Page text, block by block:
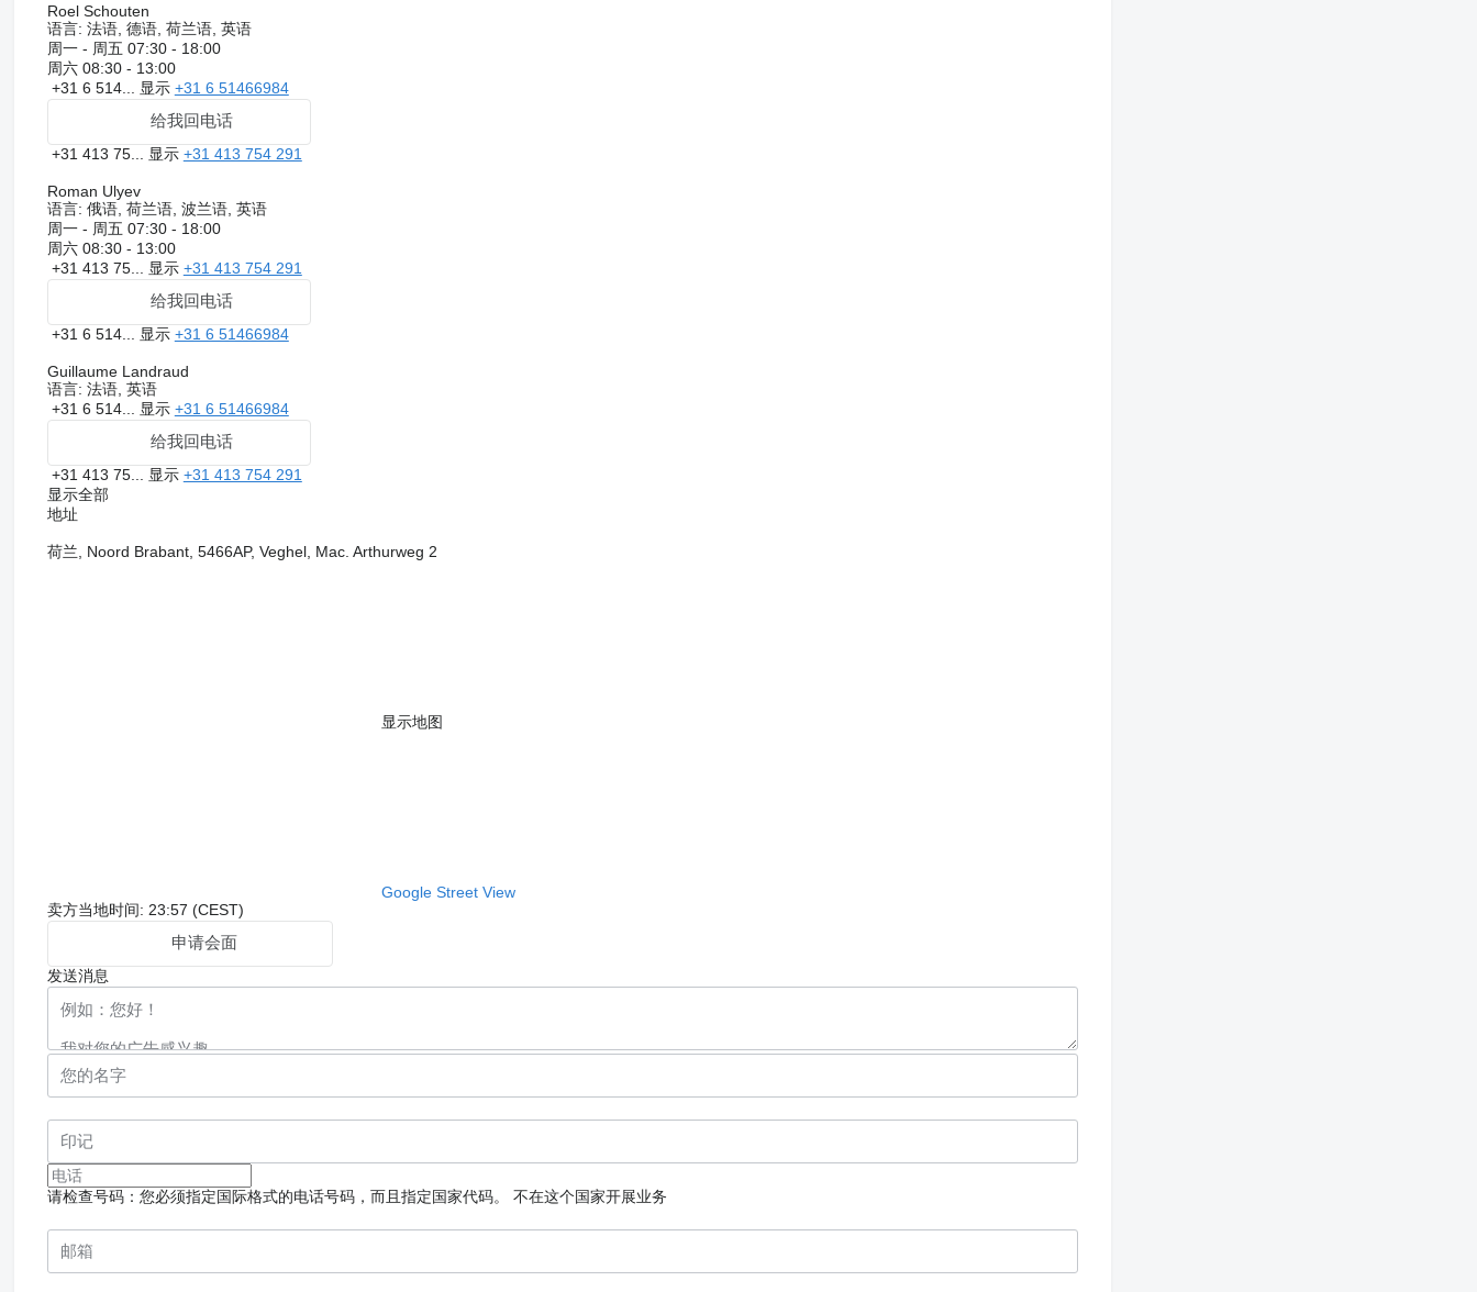
Roel Schouten
语言: 法语, 德语, 荷兰语, 英语
周一 - 周五 07:30 - 18:00
周六 08:30 - 13:00
+31 6 514... 显示 +31 6 51466984
给我回电话
+31 413 75... 显示 +31 413 754 291
Roman Ulyev
语言: 俄语, 荷兰语, 波兰语, 英语
周一 - 周五 07:30 - 18:00
周六 08:30 - 13:00
+31 413 75... 显示 +31 413 754 291
给我回电话
+31 6 514... 显示 +31 6 51466984
Guillaume Landraud
语言: 法语, 英语
+31 6 514... 显示 +31 6 51466984
给我回电话
+31 413 75... 显示 +31 413 754 291
显示全部
地址
荷兰, Noord Brabant, 5466AP, Veghel, Mac. Arthurweg 2
显示地图
Google Street View
卖方当地时间: 23:57 (CEST)
申请会面
发送消息
请检查号码：您必须指定国际格式的电话号码，而且指定国家代码。 不在这个国家开展业务